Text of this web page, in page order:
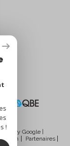
by Google |
Admin
Partenaires
!